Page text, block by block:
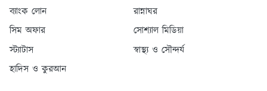
ব্যাংক লোন
রান্নাঘর
সিম অফার
সোশ্যাল মিডিয়া
স্ট্যাটাস
স্বাস্থ্য ও সৌন্দর্য
হাদিস ও কুরআন